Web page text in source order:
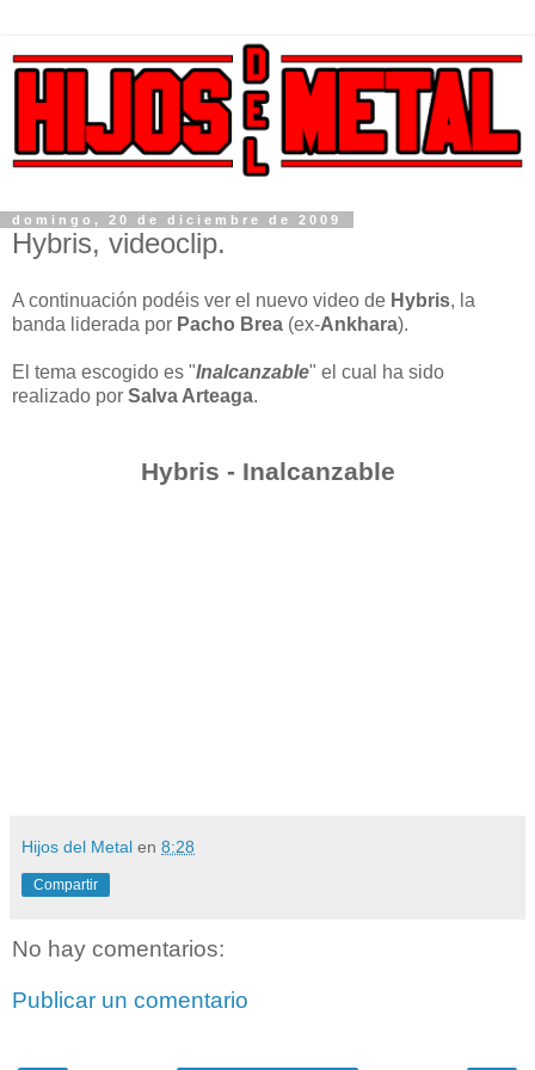
domingo, 20 de diciembre de 2009
Hybris, videoclip.
A continuación podéis ver el nuevo video de Hybris, la
banda liderada por Pacho Brea (ex-Ankhara).
El tema escogido es "Inalcanzable" el cual ha sido
realizado por Salva Arteaga.
Hybris - Inalcanzable
Hijos del Metal en 8:28
Compartir
No hay comentarios:
Publicar un comentario